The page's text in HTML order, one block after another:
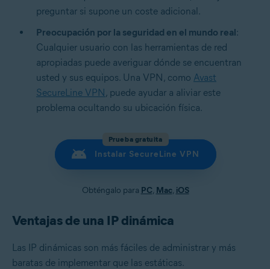
preguntar si supone un coste adicional.
Preocupación por la seguridad en el mundo real:
Cualquier usuario con las herramientas de red
apropiadas puede averiguar dónde se encuentran
usted y sus equipos. Una VPN, como Avast
SecureLine VPN , puede ayudar a aliviar este
problema ocultando su ubicación física.
Prueba gratuita
Instalar SecureLine VPN
Obténgalo para PC, Mac, iOS
Ventajas de una IP dinámica
Las IP dinámicas son más fáciles de administrar y más
baratas de implementar que las estáticas.